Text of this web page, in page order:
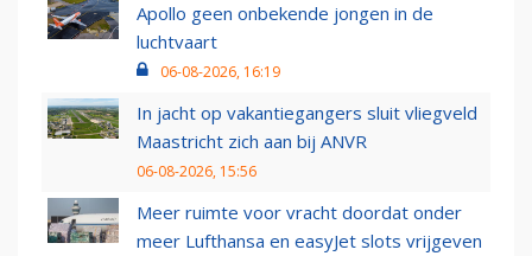
Apollo geen onbekende jongen in de
luchtvaart
06-08-2026, 16:19
In jacht op vakantiegangers sluit vliegveld
Maastricht zich aan bij ANVR
06-08-2026, 15:56
Meer ruimte voor vracht doordat onder
meer Lufthansa en easyJet slots vrijgeven